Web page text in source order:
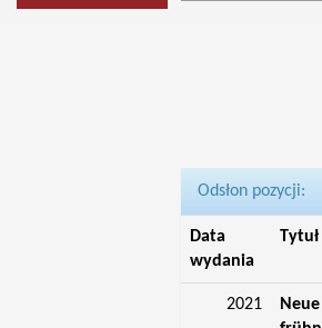
Odsłon pozycji:
Data
wydania
Tytuł
2021